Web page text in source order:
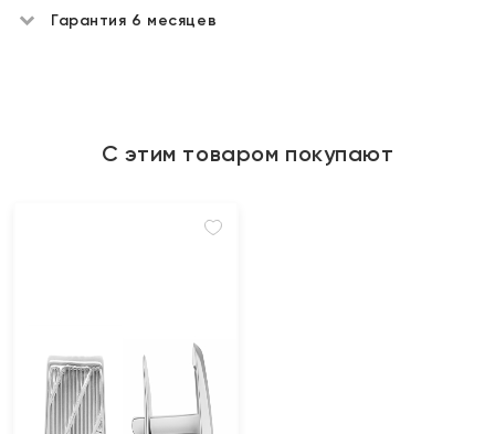
Гарантия 6 месяцев
С этим товаром покупают